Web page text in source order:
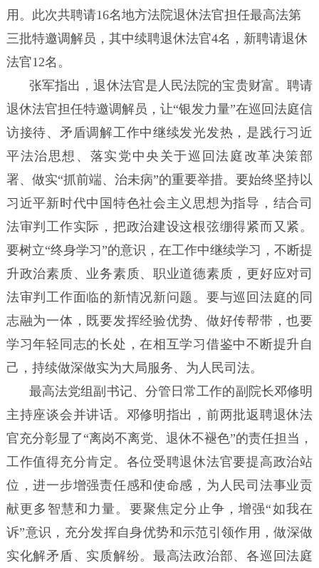
用。此次共聘请16名地方法院退休法官担任最高法第
三批特邀调解员，其中续聘退休法官4名，新聘请退休
法官12名。
张军指出，退休法官是人民法院的宝贵财富。聘请
退休法官担任特邀调解员，让“银发力量”在巡回法庭信
访接待、矛盾调解工作中继续发光发热，是践行习近
平法治思想、落实党中央关于巡回法庭改革决策部
署、做实“抓前端、治未病”的重要举措。要始终坚持以
习近平新时代中国特色社会主义思想为指导，结合司
法审判工作实际，把政治建设这根弦绷得紧而又紧。
要树立“终身学习”的意识，在工作中继续学习，不断提
升政治素质、业务素质、职业道德素质，更好应对司
法审判工作面临的新情况新问题。要与巡回法庭的同
志融为一体，既要发挥经验优势、做好传帮带，也要
学习年轻同志的长处，在相互学习借鉴中不断提升自
己，持续做深做实为大局服务、为人民司法。
最高法党组副书记、分管日常工作的副院长邓修明
主持座谈会并讲话。邓修明指出，前两批返聘退休法
官充分彰显了“离岗不离党、退休不褪色”的责任担当，
工作值得充分肯定。各位受聘退休法官要提高政治站
位，进一步增强责任感和使命感，为人民司法事业贡
献更多智慧和力量。要聚焦定分止争，增强“如我在
诉”意识，充分发挥自身优势和示范引领作用，做深做
实化解矛盾、实质解纷。最高法政治部、各巡回法庭